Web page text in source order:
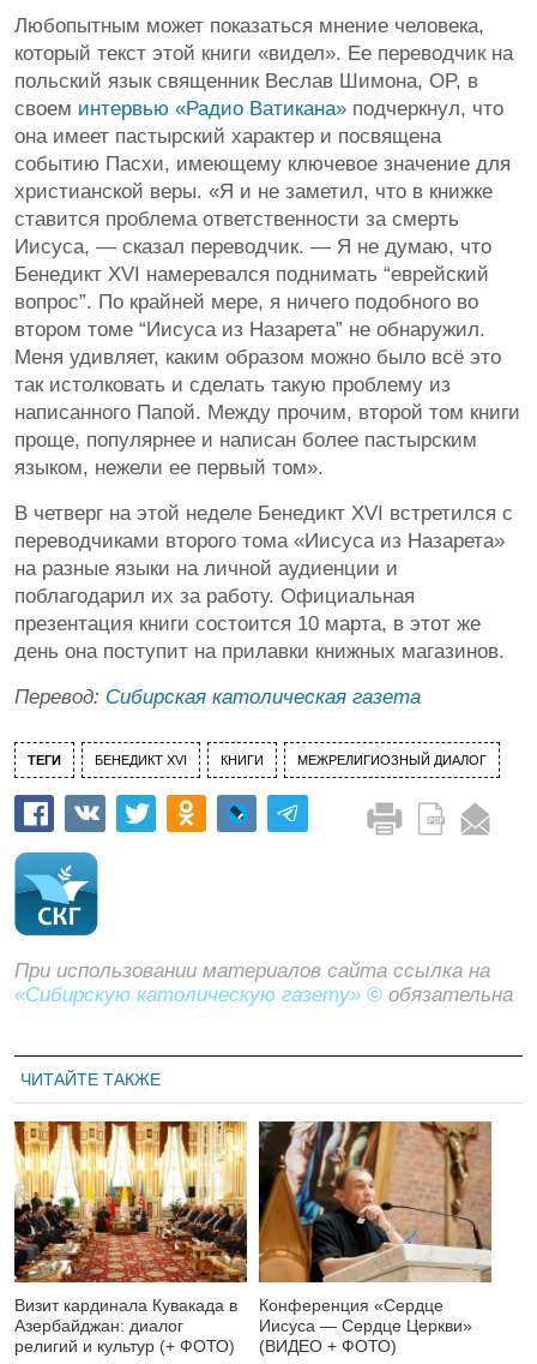
Любопытным может показаться мнение человека,
который текст этой книги «видел». Ее переводчик на
польский язык священник Веслав Шимона, OP, в
своем интервью «Радио Ватикана» подчеркнул, что
она имеет пастырский характер и посвящена
событию Пасхи, имеющему ключевое значение для
христианской веры. «Я и не заметил, что в книжке
ставится проблема ответственности за смерть
Иисуса, — сказал переводчик. — Я не думаю, что
Бенедикт XVI намеревался поднимать “еврейский
вопрос”. По крайней мере, я ничего подобного во
втором томе “Иисуса из Назарета” не обнаружил.
Меня удивляет, каким образом можно было всё это
так истолковать и сделать такую проблему из
написанного Папой. Между прочим, второй том книги
проще, популярнее и написан более пастырским
языком, нежели ее первый том».
В четверг на этой неделе Бенедикт XVI встретился с
переводчиками второго тома «Иисуса из Назарета»
на разные языки на личной аудиенции и
поблагодарил их за работу. Официальная
презентация книги состоится 10 марта, в этот же
день она поступит на прилавки книжных магазинов.
Перевод: Сибирская католическая газета
ТЕГИ БЕНЕДИКТ XVI КНИГИ МЕЖРЕЛИГИОЗНЫЙ ДИАЛОГ
При использовании материалов сайта ссылка на
«Сибирскую католическую газету» © обязательна
ЧИТАЙТЕ ТАКЖЕ
Визит кардинала Кувакада в
Азербайджан: диалог
религий и культур (+ ФОТО)
Конференция «Сердце
Иисуса — Сердце Церкви»
(ВИДЕО + ФОТО)